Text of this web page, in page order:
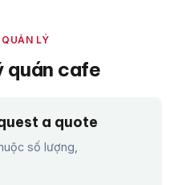
LÝ
quán cafe
a quote
số lượng,